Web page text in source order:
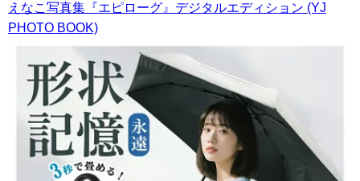
えなこ写真集『エピローグ』デジタルエディション (YJ
PHOTO BOOK)